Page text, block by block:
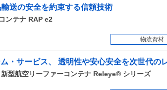
送の安全を約束する信頼技術
ンテナ RAP e2
物流資材
・サービス、 透明性や安心安全を次世代の
型航空リーファーコンテナ Releye® シリーズ